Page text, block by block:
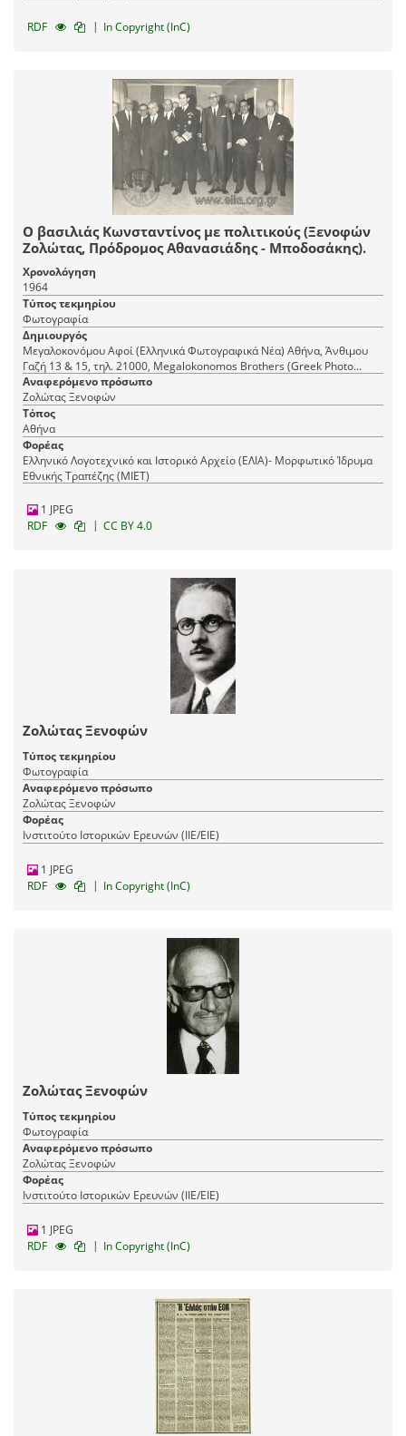
RDF | In Copyright (InC)
Ο βασιλιάς Κωνσταντίνος με πολιτικούς (Ξενοφών
Ζολώτας, Πρόδρομος Αθανασιάδης - Μποδοσάκης).
Χρονολόγηση
1964
Τύπος τεκμηρίου
Φωτογραφία
Δημιουργός
Μεγαλοκονόμου Αφοί (Ελληνικά Φωτογραφικά Νέα) Αθήνα, Άνθιμου
Γαζή 13 & 15, τηλ. 21000, Megalokonomos Brothers (Greek Photo
News) Athens, 15 Anthimou Gazi Str., tel. 21000
Αναφερόμενο πρόσωπο
Ζολώτας Ξενοφών
Τόπος
Αθήνα
Φορέας
Ελληνικό Λογοτεχνικό και Ιστορικό Αρχείο (ΕΛΙΑ)- Μορφωτικό Ίδρυμα
Εθνικής Τραπέζης (ΜΙΕΤ)
1 JPEG
RDF
| CC BY 4.0
Ζολώτας Ξενοφών
Τύπος τεκμηρίου
Φωτογραφία
Αναφερόμενο πρόσωπο
Ζολώτας Ξενοφών
Φορέας
Ινστιτούτο Ιστορικών Ερευνών (ΙΙΕ/ΕΙΕ)
1 JPEG
RDF
| In Copyright (InC)
Ζολώτας Ξενοφών
Τύπος τεκμηρίου
Φωτογραφία
Αναφερόμενο πρόσωπο
Ζολώτας Ξενοφών
Φορέας
Ινστιτούτο Ιστορικών Ερευνών (ΙΙΕ/ΕΙΕ)
1 JPEG
RDF
| In Copyright (InC)